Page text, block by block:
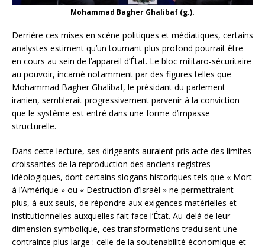
Mohammad Bagher Ghalibaf (g.).
Derrière ces mises en scène politiques et médiatiques, certains
analystes estiment qu’un tournant plus profond pourrait être
en cours au sein de l’appareil d’État. Le bloc militaro-sécuritaire
au pouvoir, incarné notamment par des figures telles que
Mohammad Bagher Ghalibaf, le présidant du parlement
iranien, semblerait progressivement parvenir à la conviction
que le système est entré dans une forme d’impasse
structurelle.
Dans cette lecture, ses dirigeants auraient pris acte des limites
croissantes de la reproduction des anciens registres
idéologiques, dont certains slogans historiques tels que « Mort
à l’Amérique » ou « Destruction d’Israël » ne permettraient
plus, à eux seuls, de répondre aux exigences matérielles et
institutionnelles auxquelles fait face l’État. Au-delà de leur
dimension symbolique, ces transformations traduisent une
contrainte plus large : celle de la soutenabilité économique et